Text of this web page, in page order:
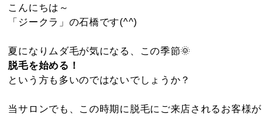
こんにちは～
「ジークラ」の石橋です(^^)
夏になりムダ毛が気になる、この季節🌞
脱毛を始める！
という方も多いのではないでしょうか？
当サロンでも、この時期に脱毛にご来店されるお客様が